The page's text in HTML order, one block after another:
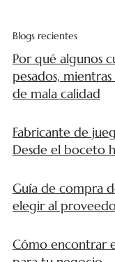
Blogs recientes
Por qué algunos
pesados,
de mala calidad
Fabricante de
Desde el boceto
Guía de compra
elegir al
Cómo encontrar